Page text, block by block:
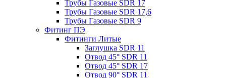
Трубы Газовые SDR 17
Трубы Газовые SDR 17,6
Трубы Газовые SDR 9
Фитинг ПЭ
Фитинги Литые
Заглушка SDR 11
Отвод 45° SDR 11
Отвод 45° SDR 17
Отвод 90° SDR 11